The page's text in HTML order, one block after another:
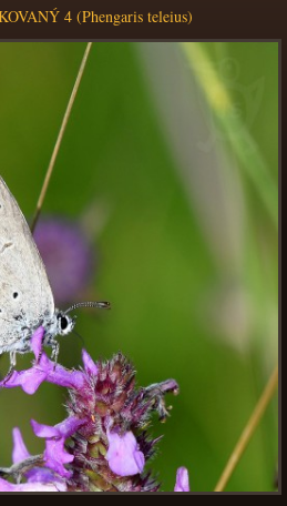
4 (Phengaris teleius)